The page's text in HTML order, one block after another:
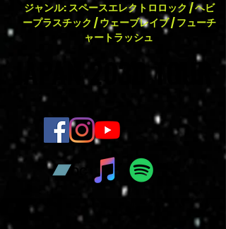
ジャンル: スペースエレクトロロック / ヘビ
ープラスチック / ウェーブレイブ / フューチ
ャートラッシュ
JAPAN 2030 TOUR
JAPAN 2030 TOUR